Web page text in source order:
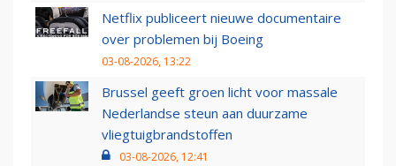
Netflix publiceert nieuwe documentaire
over problemen bij Boeing
03-08-2026, 13:22
Brussel geeft groen licht voor massale
Nederlandse steun aan duurzame
vliegtuigbrandstoffen
03-08-2026, 12:41